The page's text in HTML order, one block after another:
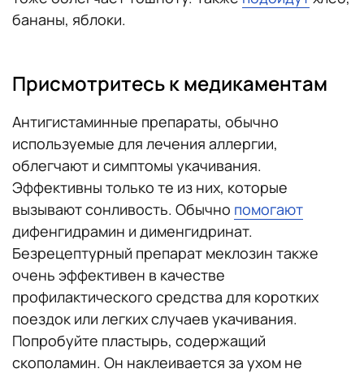
бананы, яблоки.
Присмотритесь к медикаментам
Антигистаминные препараты, обычно
используемые для лечения аллергии,
облегчают и симптомы укачивания.
Эффективны только те из них, которые
вызывают сонливость. Обычно помогают
дифенгидрамин и дименгидринат.
Безрецептурный препарат меклозин также
очень эффективен в качестве
профилактического средства для коротких
поездок или легких случаев укачивания.
Попробуйте пластырь, содержащий
скополамин. Он наклеивается за ухом не